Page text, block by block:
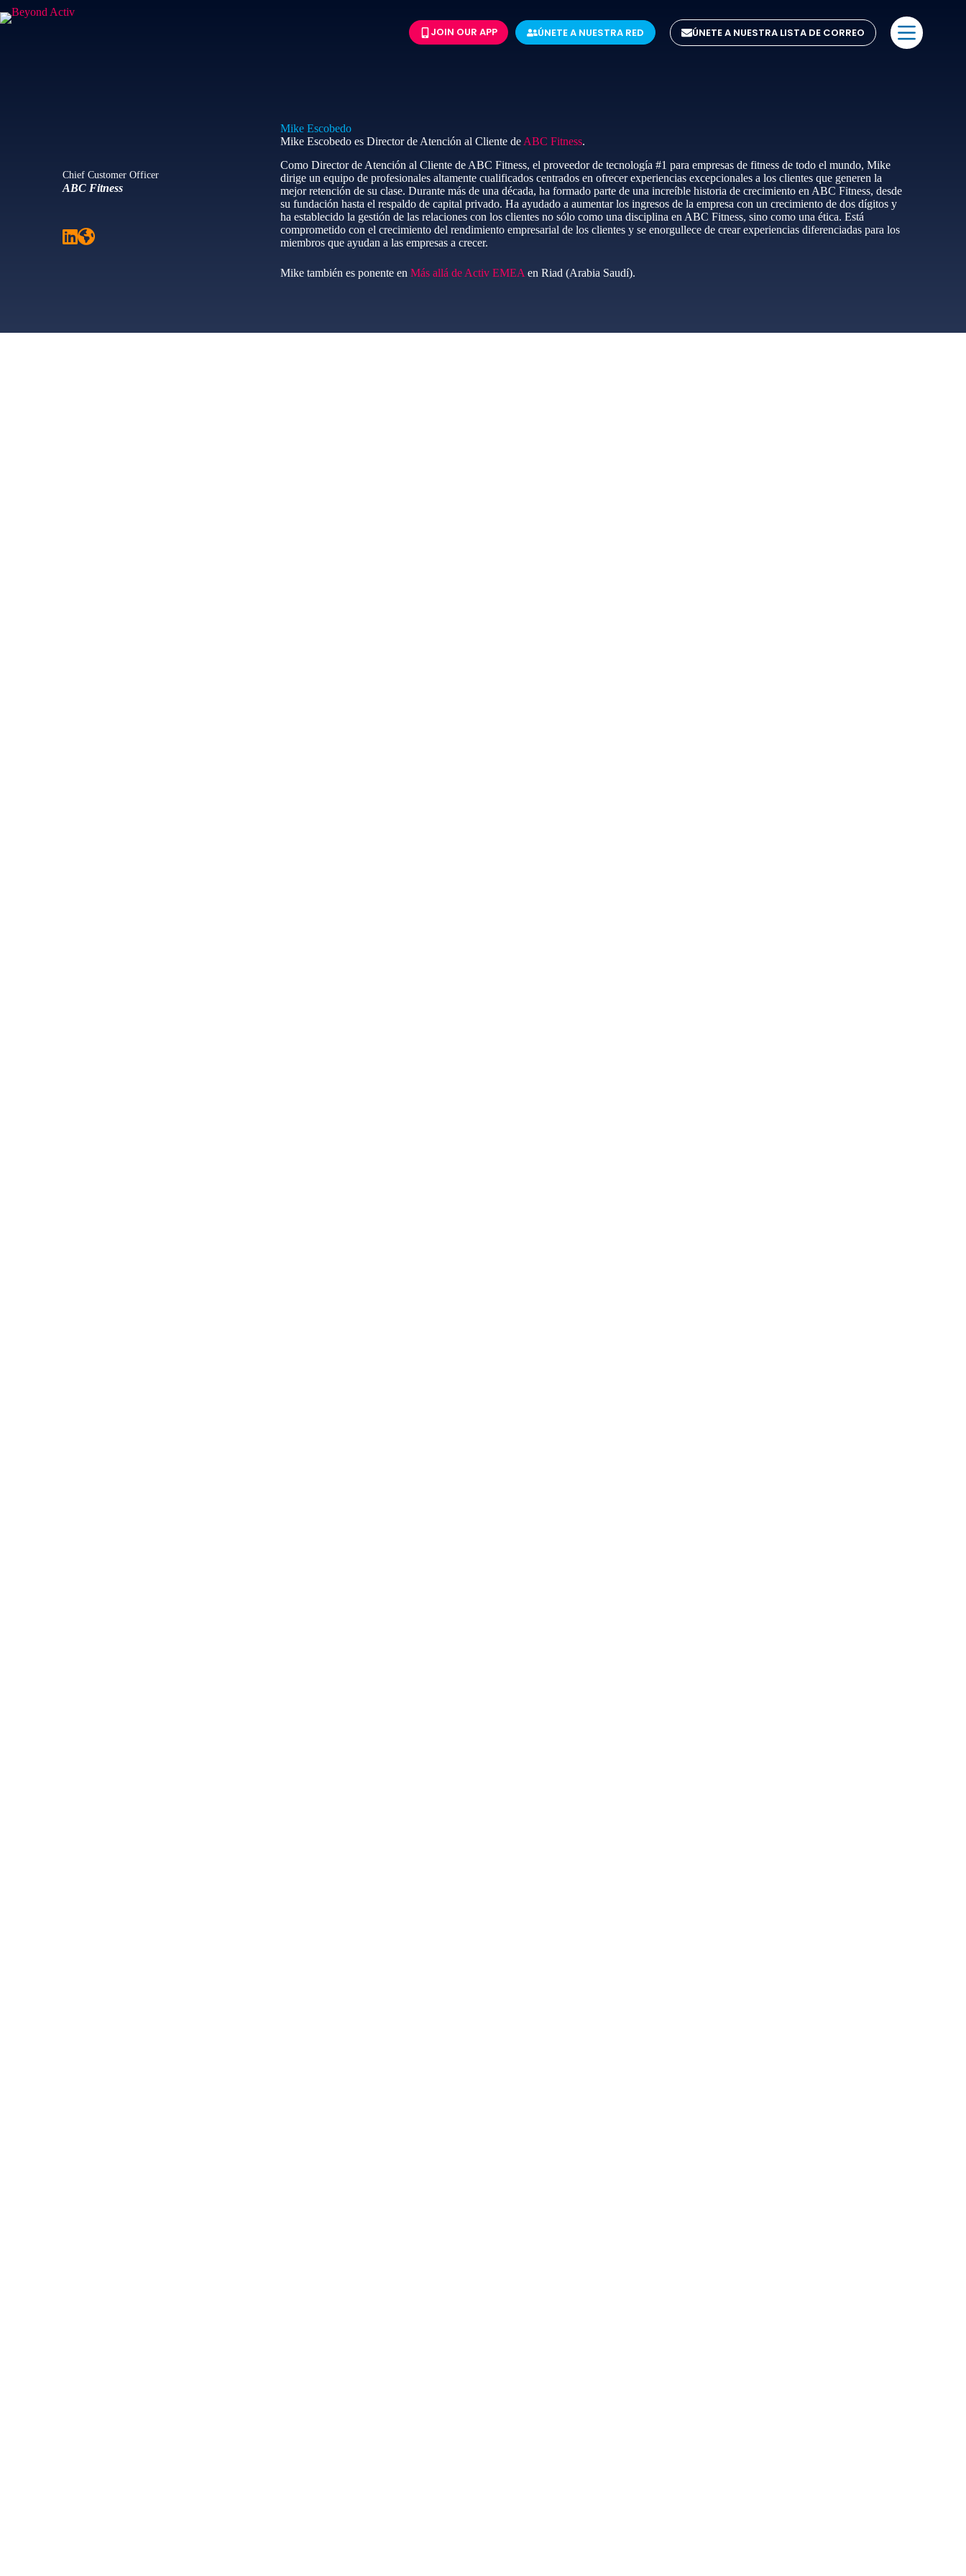
JOIN OUR APP ÚNETE A NUESTRA RED ÚNETE A NUESTRA LISTA DE CORREO
Chief Customer Officer
ABC Fitness
Mike Escobedo
Mike Escobedo es Director de Atención al Cliente de ABC Fitness.
Como Director de Atención al Cliente de ABC Fitness, el proveedor de tecnología #1 para empresas de fitness de todo el mundo, Mike
dirige un equipo de profesionales altamente cualificados centrados en ofrecer experiencias excepcionales a los clientes que generen la
mejor retención de su clase. Durante más de una década, ha formado parte de una increíble historia de crecimiento en ABC Fitness, desde
su fundación hasta el respaldo de capital privado. Ha ayudado a aumentar los ingresos de la empresa con un crecimiento de dos dígitos y
ha establecido la gestión de las relaciones con los clientes no sólo como una disciplina en ABC Fitness, sino como una ética. Está
comprometido con el crecimiento del rendimiento empresarial de los clientes y se enorgullece de crear experiencias diferenciadas para los
miembros que ayudan a las empresas a crecer.
Mike también es ponente en Más allá de Activ EMEA en Riad (Arabia Saudí).